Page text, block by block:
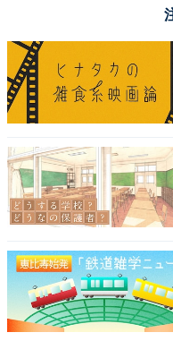
震災の復興事業として
い線「元町・中華街駅
です。
園」をはじめ、「赤い
塔」など数多くの記念
が係留された横浜港を
開園時間
24時間開放